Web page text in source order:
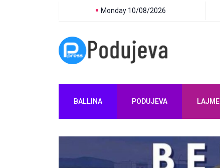
Monday 10/08/2026
BALLINA PODUJEVA LAJME